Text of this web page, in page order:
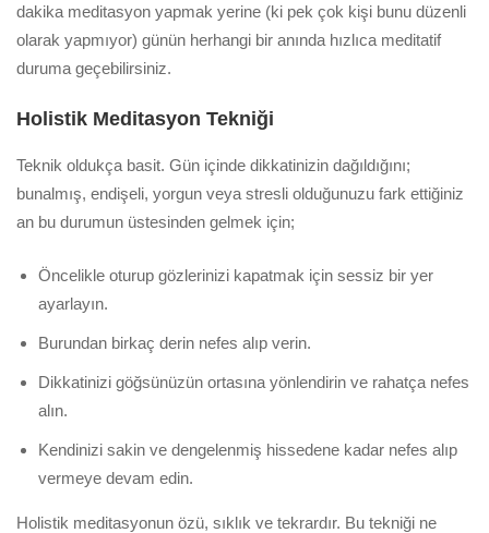
dakika meditasyon yapmak yerine (ki pek çok kişi bunu düzenli
olarak yapmıyor) günün herhangi bir anında hızlıca meditatif
duruma geçebilirsiniz.
Holistik Meditasyon Tekniği
Teknik oldukça basit. Gün içinde dikkatinizin dağıldığını;
bunalmış, endişeli, yorgun veya stresli olduğunuzu fark ettiğiniz
an bu durumun üstesinden gelmek için;
Öncelikle oturup gözlerinizi kapatmak için sessiz bir yer
ayarlayın.
Burundan birkaç derin nefes alıp verin.
Dikkatinizi göğsünüzün ortasına yönlendirin ve rahatça nefes
alın.
Kendinizi sakin ve dengelenmiş hissedene kadar nefes alıp
vermeye devam edin.
Holistik meditasyonun özü, sıklık ve tekrardır. Bu tekniği ne